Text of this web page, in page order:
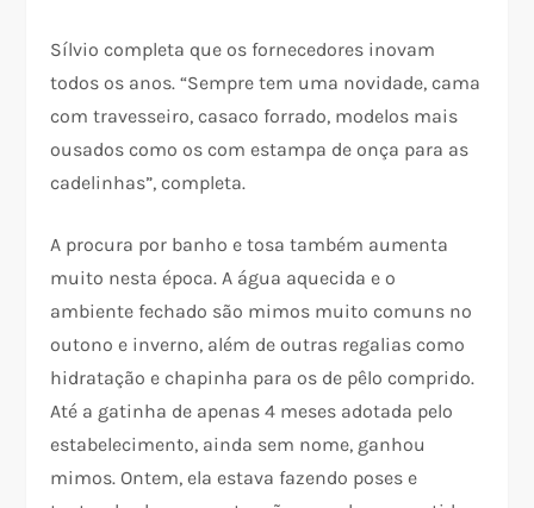
Sílvio completa que os fornecedores inovam
todos os anos. “Sempre tem uma novidade, cama
com travesseiro, casaco forrado, modelos mais
ousados como os com estampa de onça para as
cadelinhas”, completa.
A procura por banho e tosa também aumenta
muito nesta época. A água aquecida e o
ambiente fechado são mimos muito comuns no
outono e inverno, além de outras regalias como
hidratação e chapinha para os de pêlo comprido.
Até a gatinha de apenas 4 meses adotada pelo
estabelecimento, ainda sem nome, ganhou
mimos. Ontem, ela estava fazendo poses e